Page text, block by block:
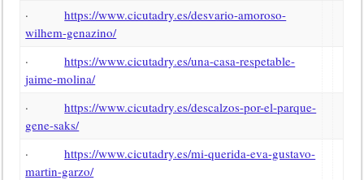
·https://www.cicutadry.es/desvario-amoroso-
wilhem-genazino/
·https://www.cicutadry.es/una-casa-respetable-
jaime-molina/
·https://www.cicutadry.es/descalzos-por-el-parque-
gene-saks/
·https://www.cicutadry.es/mi-querida-eva-gustavo-
martin-garzo/